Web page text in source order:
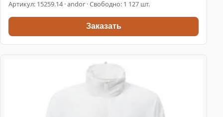
Артикул: 15259.14 · andor · Свободно: 1 127 шт.
Заказать